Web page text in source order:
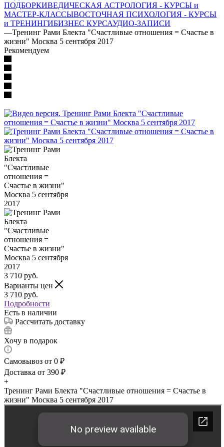
ПОДБОРКИВЕДИЧЕСКАЯ АСТРОЛОГИЯ - КУРСЫ и
МАСТЕР-КЛАССЫВОСТОЧНАЯ ПСИХОЛОГИЯ - КУРСЫ
и ТРЕНИНГИБИЗНЕС КУРСАУДИО-ЗАПИСИ
—Тренинг Рами Блекта "Счастливые отношения = Счастье в
жизни" Москва 5 сентября 2017
Рекомендуем
3 710 руб.
Варианты цен
3 710 руб.
Подробности
Есть в наличии
Рассчитать доставку
Хочу в подарок
Самовывоз от 0 ₽
Доставка от 390 ₽
+
Тренинг Рами Блекта "Счастливые отношения = Счастье в
жизни" Москва 5 сентября 2017